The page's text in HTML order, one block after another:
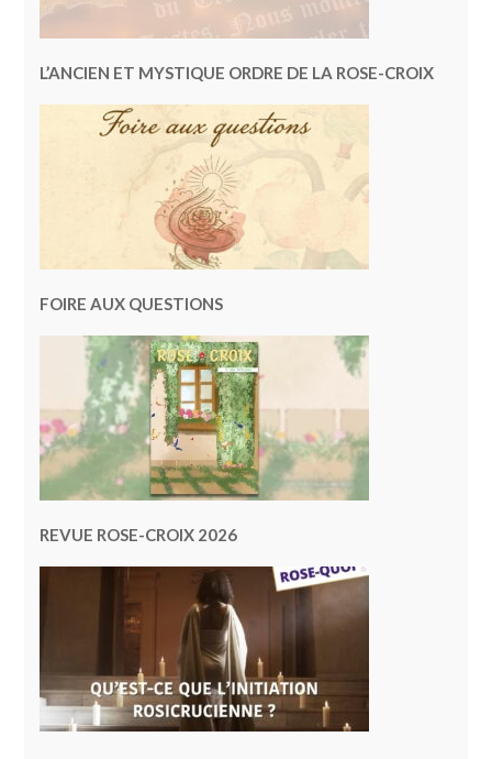
L’ANCIEN ET MYSTIQUE ORDRE DE LA ROSE-CROIX
FOIRE AUX QUESTIONS
REVUE ROSE-CROIX 2026